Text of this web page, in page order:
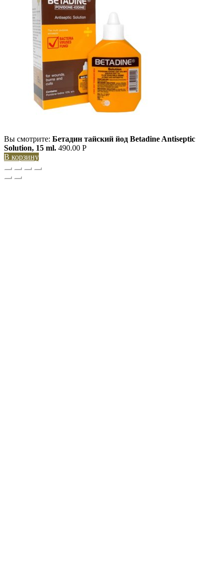
Вы смотрите: Бетадин тайский йод Betadine Antiseptic
Solution, 15 ml. 490.00 Р
В корзину